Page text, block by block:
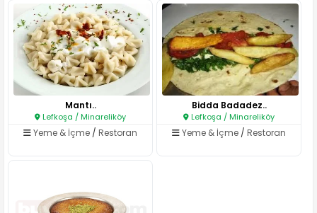
Mantı..
Lefkoşa / Minareliköy
Yeme & İçme / Restoran
Bidda Badadez..
Lefkoşa / Minareliköy
Yeme & İçme /Restoran